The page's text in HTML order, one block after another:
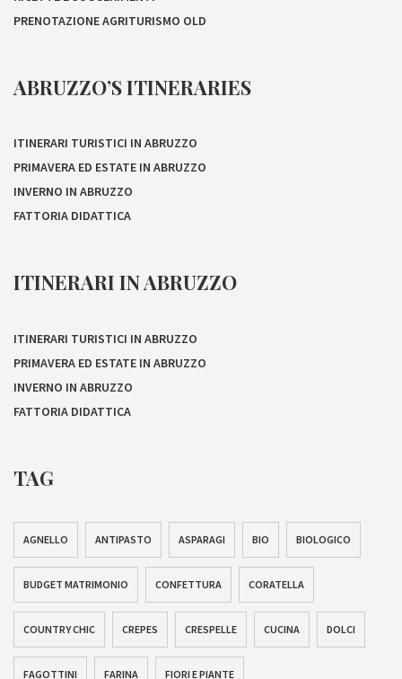
PRENOTAZIONE AGRITURISMO OLD
ABRUZZO’S ITINERARIES
ITINERARI TURISTICI IN ABRUZZO
PRIMAVERA ED ESTATE IN ABRUZZO
INVERNO IN ABRUZZO
FATTORIA DIDATTICA
ITINERARI IN ABRUZZO
ITINERARI TURISTICI IN ABRUZZO
PRIMAVERA ED ESTATE IN ABRUZZO
INVERNO IN ABRUZZO
FATTORIA DIDATTICA
TAG
AGNELLO ANTIPASTO ASPARAGI BIO BIOLOGICO
BUDGET MATRIMONIO CONFETTURA CORATELLA
COUNTRY CHIC CREPES CRESPELLE CUCINA DOLCI
FAGOTTINI FARINA FIORI E PIANTE